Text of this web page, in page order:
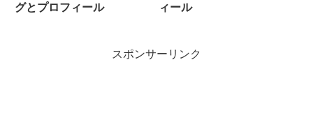
グとプロフィール
ィール
スポンサーリンク